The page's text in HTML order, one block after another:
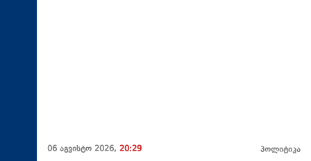
06 აგვისტო 2026, 20:29 პოლიტიკა